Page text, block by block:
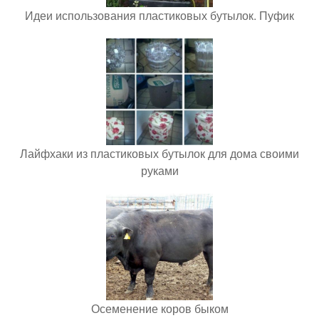
Идеи использования пластиковых бутылок. Пуфик
Лайфхаки из пластиковых бутылок для дома своими
руками
Осеменение коров быком